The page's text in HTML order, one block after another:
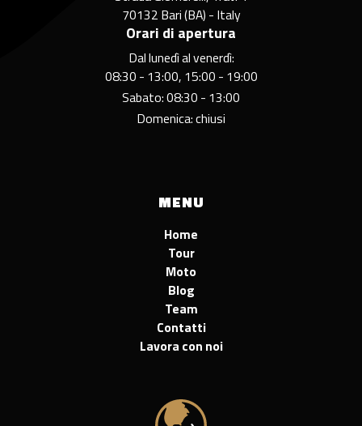
70132 Bari (BA) - Italy
Orari di apertura
Dal lunedì al venerdì:
08:30 - 13:00, 15:00 - 19:00
Sabato: 08:30 - 13:00
Domenica: chiusi
MENU
Home
Tour
Moto
Blog
Team
Contatti
Lavora con noi